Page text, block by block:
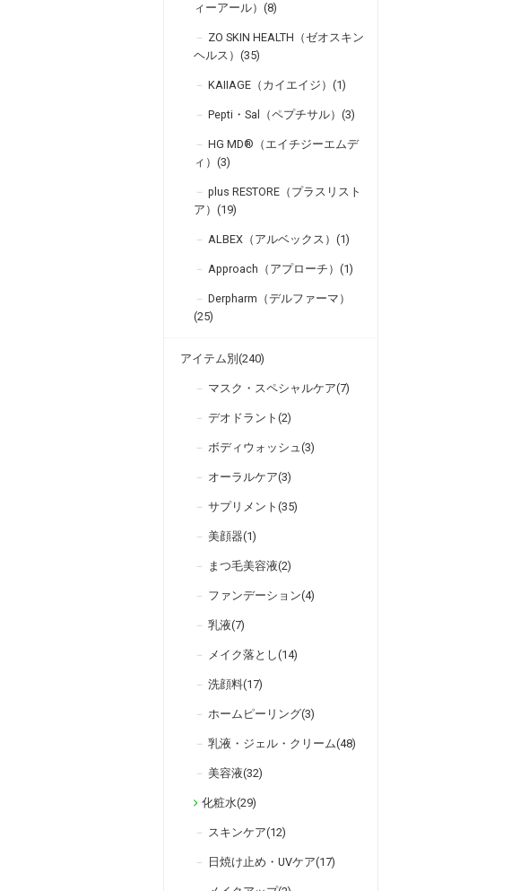
ィーアール）(8)
ZO SKIN HEALTH（ゼオスキン
ヘルス）(35)
KAIIAGE（カイエイジ）(1)
Pepti・Sal（ペプチサル）(3)
HG MD®（エイチジーエムデ
ィ）(3)
plus RESTORE（プラスリスト
ア）(19)
ALBEX（アルベックス）(1)
Approach（アプローチ）(1)
Derpharm（デルファーマ）
(25)
アイテム別(240)
マスク・スペシャルケア(7)
デオドラント(2)
ボディウォッシュ(3)
オーラルケア(3)
サプリメント(35)
美顔器(1)
まつ毛美容液(2)
ファンデーション(4)
乳液(7)
メイク落とし(14)
洗顔料(17)
ホームピーリング(3)
乳液・ジェル・クリーム(48)
美容液(32)
化粧水(29)
スキンケア(12)
日焼け止め・UVケア(17)